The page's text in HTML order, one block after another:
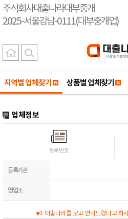
주식회사대출나라대부중개
2025-서울강남-0111(대부중개업)
지역별 업체찾기 상품별 업체찾기
업체정보
등록번호
등록기관
영업소
대출나라를 보고 연락드렸다고 하